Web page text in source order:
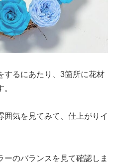
するにあたり、3箇所に花材
。
気を見てみて、仕上がりイ
のバランスを見て確認しま